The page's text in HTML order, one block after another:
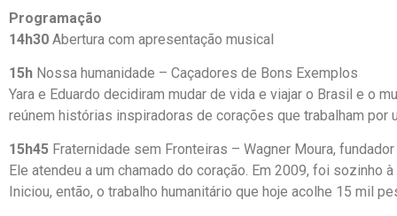
Programação
14h30 Abertura com apresentação musical
15h Nossa humanidade – Caçadores de Bons Exemplos
Yara e Eduardo decidiram mudar de vida e viajar o Brasil e o
reúnem histórias inspiradoras de corações que trabalham por
15h45 Fraternidade sem Fronteiras – Wagner Moura,
Ele atendeu a um chamado do coração. Em 2009, foi
Iniciou, então, o trabalho humanitário que hoje acolhe 15 mil